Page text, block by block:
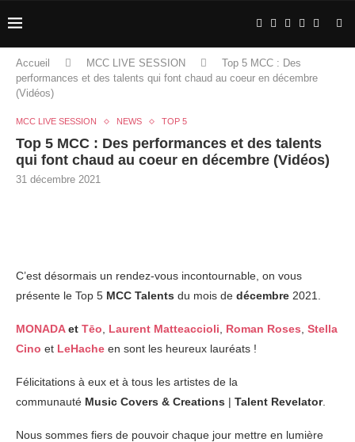
Accueil MCC LIVE SESSION
Top 5 MCC : Des
performances et des talents qui font chaud au coeur en décembre
(Vidéos)
MCC LIVE SESSION NEWS TOP 5
Top 5 MCC : Des performances et des talents
qui font chaud au coeur en décembre (Vidéos)
31 décembre 2021
C’est désormais un rendez-vous incontournable, on vous
présente le Top 5 MCC Talents du mois de décembre 2021.
MONADAet Tēo Laurent Matteaccioli Roman Roses Stella
Cino et LeHache en sont les heureux lauréats !
Félicitations à eux et à tous les artistes de la
communauté Music Covers & Creations | Talent Revelator.
Nous sommes fiers de pouvoir chaque jour mettre en lumière